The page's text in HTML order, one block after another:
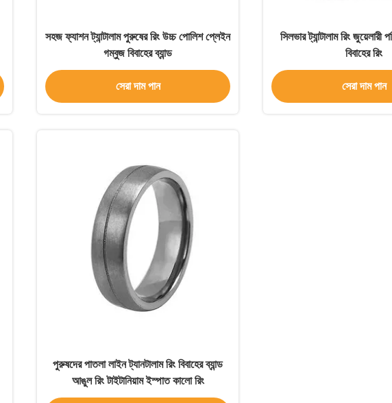
সহজ ফ্যাশন ট্যান্টালাম পুরুষের রিং উচ্চ পোলিশ প্লেইন
গম্বুজ বিবাহের ব্যান্ড
সেরা দাম পান
সিলভার ট্যান্টালাম রিং
বিবাহের রিং
সেরা দাম পান
পুরুষদের পাতলা লাইন ট্যানটালাম রিং বিবাহের ব্যান্ড
আঙুল রিং টাইটানিয়াম ইস্পাত কালো রিং